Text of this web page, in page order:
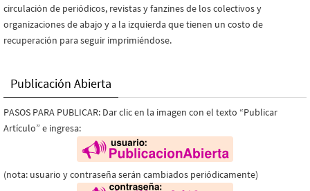
circulación de periódicos, revistas y fanzines de los colectivos y
organizaciones de abajo y a la izquierda que tienen un costo de
recuperación para seguir imprimiéndose.
Publicación Abierta
PASOS PARA PUBLICAR: Dar clic en la imagen con el texto “Publicar
Artículo” e ingresa:
(nota: usuario y contraseña serán cambiados periódicamente)